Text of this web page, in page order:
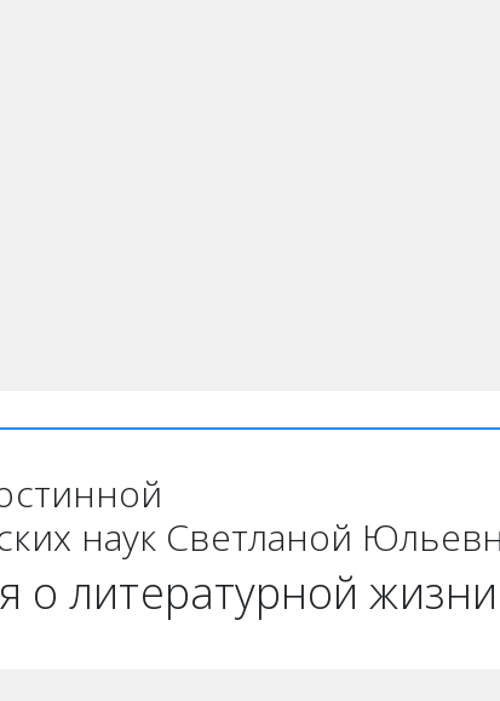
наук Светланой
литературной